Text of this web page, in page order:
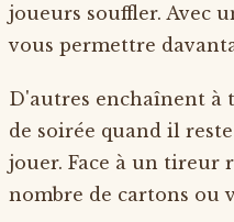
joueurs souffler. Avec
vous permettre
D'autres enchaînent à
de soirée quand il
jouer. Face à un tireur
nombre de cartons ou